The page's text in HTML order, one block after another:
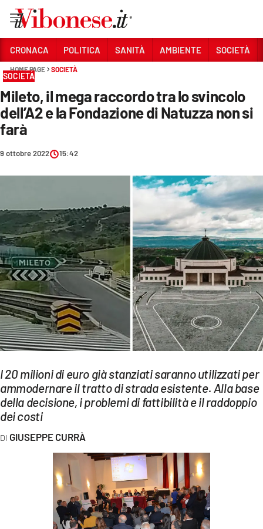
Sezioni
CRONACA
POLITICA
CULTURA
ECONOMIA E LAVORO
EVENTI
SPORT
Streaming
LAC TV
LAC NETWORK
LAC ONAIR
LaC
Network
LACPLAY.IT
LACONAIR.IT
CRONACA POLITICA SANITÀ AMBIENTE SOCIETÀ
HOME PAGE SOCIETÀ
SOCIETÀ
Mileto, il mega raccordo tra lo svincolo
dell’A2 e la Fondazione di Natuzza non si
farà
9 ottobre 2022 15:42
I 20 milioni di euro già stanziati saranno utilizzati per
ammodernare il tratto di strada esistente. Alla base
della decisione, i problemi di fattibilità e il raddoppio
dei costi
GIUSEPPE CURRÀ